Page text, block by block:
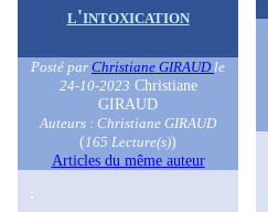
l'intoxication
Posté par Christiane GIRAUDle
24-10-2023 Christiane
GIRAUD
Auteurs : Christiane GIRAUD
(165 Lecture(s))
Articles du même auteur